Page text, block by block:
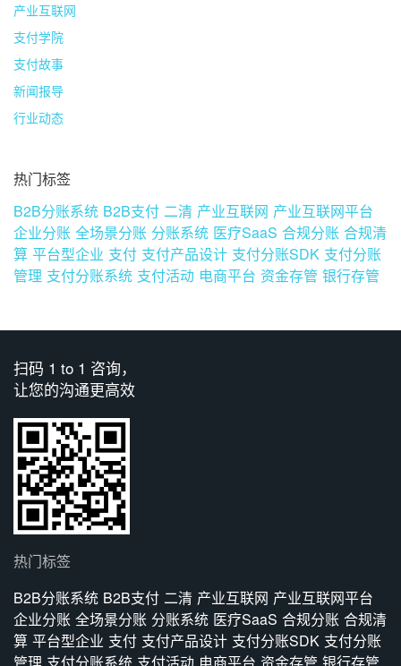
产业互联网
支付学院
支付故事
新闻报导
行业动态
热门标签
B2B分账系统 B2B支付 二清 产业互联网 产业互联网平台
企业分账 全场景分账 分账系统 医疗SaaS 合规分账 合规清
算 平台型企业 支付 支付产品设计 支付分账SDK 支付分账
管理 支付分账系统 支付活动 电商平台 资金存管 银行存管
扫码 1 to 1 咨询，
让您的沟通更高效
热门标签
B2B分账系统 B2B支付 二清 产业互联网 产业互联网平台
企业分账 全场景分账 分账系统 医疗SaaS 合规分账 合规清
算 平台型企业 支付 支付产品设计 支付分账SDK 支付分账